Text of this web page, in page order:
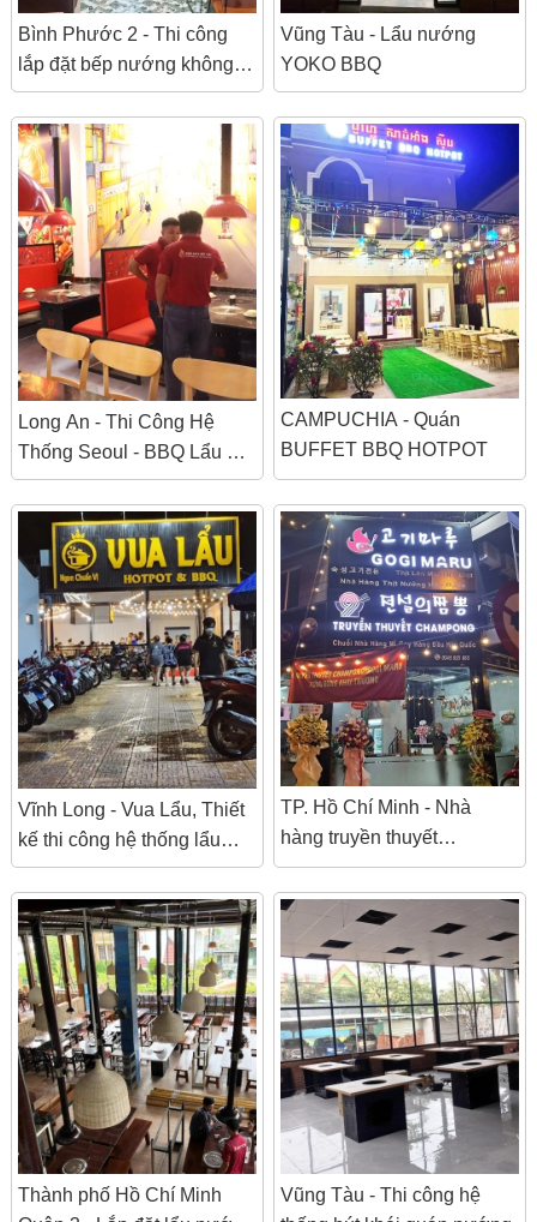
Bình Phước 2 - Thi công
lắp đặt bếp nướng không
khói
Vũng Tàu - Lẩu nướng
YOKO BBQ
Long An - Thi Công Hệ
Thống Seoul - BBQ Lẩu &
Nướng Hàn Quốc
CAMPUCHIA - Quán
BUFFET BBQ HOTPOT
Vĩnh Long - Vua Lẩu, Thiết
kế thi công hệ thống lẩu
nướng không khói
TP. Hồ Chí Minh - Nhà
hàng truyền thuyết
Champong - Gogi Maru
Thành phố Hồ Chí Minh
Vũng Tàu - Thi công hệ